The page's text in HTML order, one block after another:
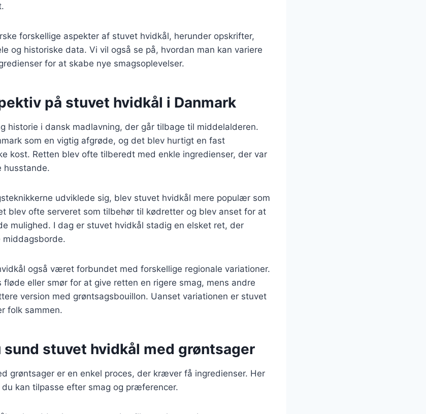
forskellige aspekter af stuvet hvidkål, herunder opskrifter,
og historiske data. Vi vil også se på, hvordan man kan variere
for at skabe nye smagsoplevelser.
på stuvet hvidkål i Danmark
historie i dansk madlavning, der går tilbage til middelalderen.
som en vigtig afgrøde, og det blev hurtigt en fast
kost. Retten blev ofte tilberedt med enkle ingredienser, der var
udviklede sig, blev stuvet hvidkål mere populær som
blev ofte serveret som tilbehør til kødretter og blev anset for at
mulighed. I dag er stuvet hvidkål stadig en elsket ret, der
middagsborde.
også været forbundet med forskellige regionale variationer.
eller smør for at give retten en rigere smag, mens andre
version med grøntsagsbouillon. Uanset variationen er stuvet
folk sammen.
sund stuvet hvidkål med grøntsager
grøntsager er en enkel proces, der kræver få ingredienser. Her
kan tilpasse efter smag og præferencer.